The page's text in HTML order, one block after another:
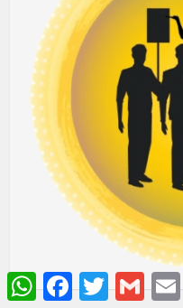
WhatsAppFacebookTwitter Gmail